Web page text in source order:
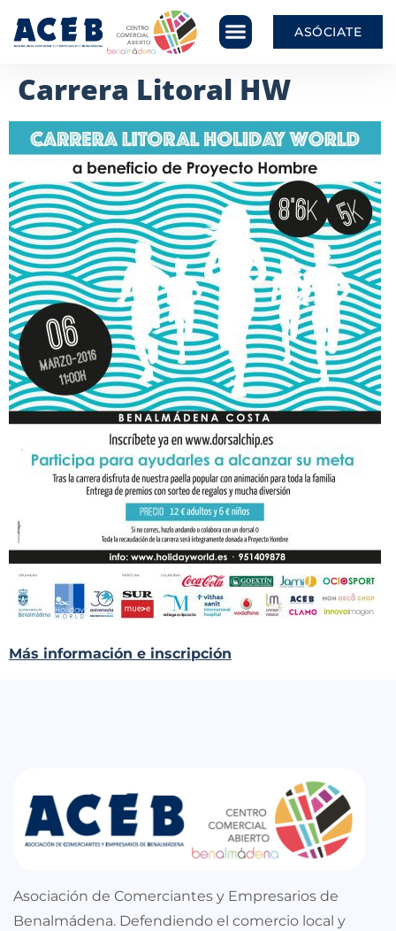
ASÓCIATE
Carrera Litoral HW
Más información e inscripción
Asociación de Comerciantes y Empresarios de
Benalmádena. Defendiendo el comercio local y